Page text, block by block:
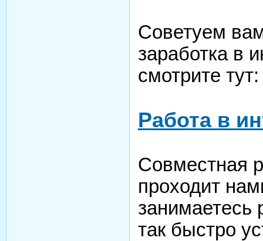
Советуем
заработка в
смотрите тут:
Работа в
Совместная
проходит
так быстро